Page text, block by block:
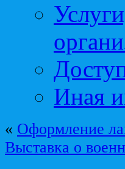
Иная
« Оформление
Выставка о